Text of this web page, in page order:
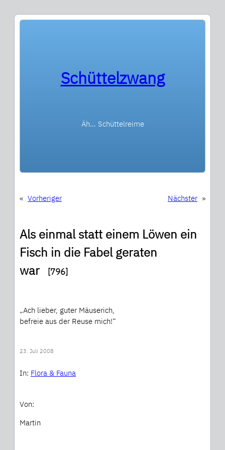
Schüttelzwang
Äh… Schüttelreime
« Vorheriger Nächster »
Als einmal statt einem Löwen ein
Fisch in die Fabel geraten
war[796]
„Ach lieber, guter Mäuserich,
befreie aus der Reuse mich!“
23. Juli 2008
In: Flora & Fauna
Von:
Martin